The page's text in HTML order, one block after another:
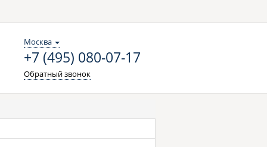
Москва
+7 (495) 080-07-17
Обратный звонок